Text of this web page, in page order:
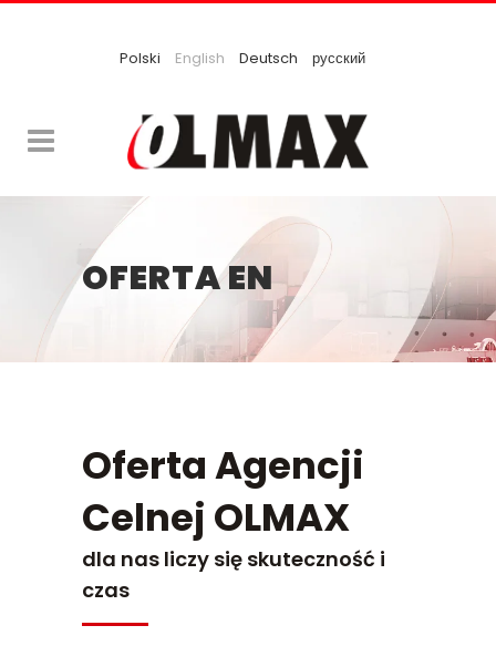
Polski English Deutsch русский
OFERTA EN
Oferta Agencji
Celnej OLMAX
dla nas liczy się skuteczność i
czas